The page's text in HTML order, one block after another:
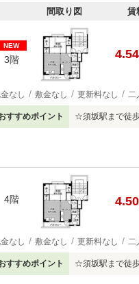
間取り図 賃
NEW
3階 4.54
なし 敷金なし 更新料なし 二
すすめポイント ☆須坂駅まで徒
4階 4.50
なし 敷金なし 更新料なし 二
すすめポイント ☆須坂駅まで徒